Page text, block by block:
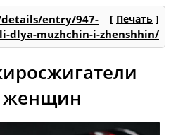
[ Печать ]
entry/947-
dlya-muzhchin-i-zhenshhin/
женщин